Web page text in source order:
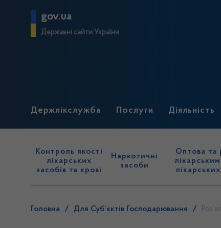
gov.ua
Державні сайти України
Держлікслужба Послуги Діяльність
Контроль якості
лікарських
засобів та крові
Наркотичні
засоби
Оптова та
Головна / Для Суб’єктів Господарювання /